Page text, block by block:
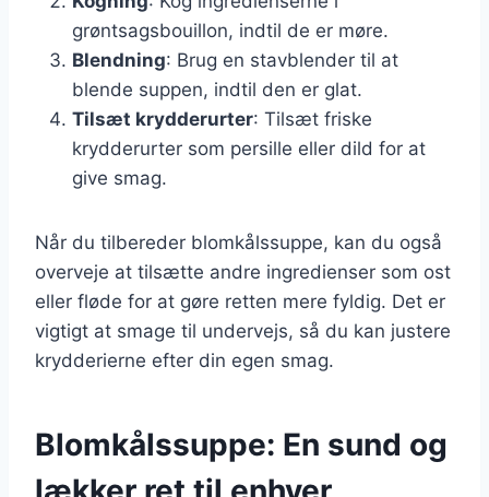
grøntsagsbouillon, indtil de er møre.
Blendning: Brug en stavblender til at
blende suppen, indtil den er glat.
Tilsæt krydderurter: Tilsæt friske
krydderurter som persille eller dild for at
give smag.
Når du tilbereder blomkålssuppe, kan du også
overveje at tilsætte andre ingredienser som ost
eller fløde for at gøre retten mere fyldig. Det er
vigtigt at smage til undervejs, så du kan justere
krydderierne efter din egen smag.
Blomkålssuppe: En sund og